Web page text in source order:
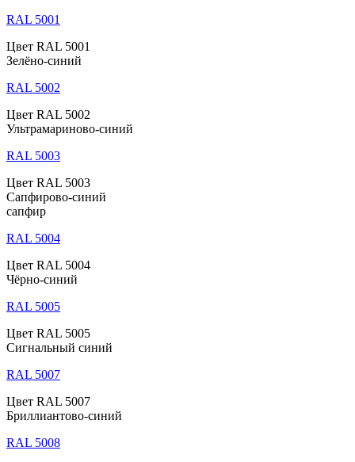
RAL 5001
Цвет RAL 5001
Зелёно-синий
RAL 5002
Цвет RAL 5002
Ультрамариново-синий
RAL 5003
Цвет RAL 5003
Сапфирово-синий
сапфир
RAL 5004
Цвет RAL 5004
Чёрно-синий
RAL 5005
Цвет RAL 5005
Сигнальный синий
RAL 5007
Цвет RAL 5007
Бриллиантово-синий
RAL 5008